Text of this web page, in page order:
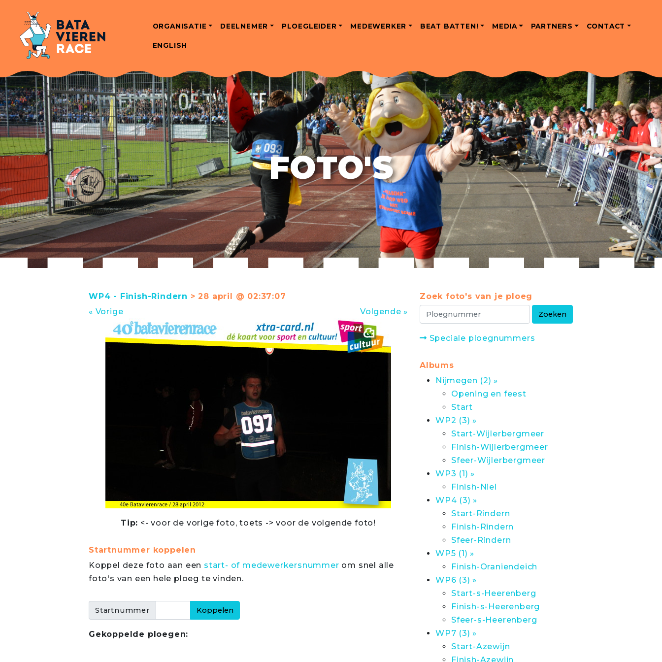
ORGANISATIE DEELNEMER PLOEGLEIDER MEDEWERKER BEAT BATTEN! MEDIA PARTNERS CONTACT
ENGLISH
FOTO'S
WP4 - Finish-Rindern > 28 april @ 02:37:07
« Vorige
Volgende »
Tip: <- voor de vorige foto, toets -> voor de volgende foto!
Startnummer koppelen
Koppel deze foto aan een start- of medewerkersnummer om snel alle
foto's van een hele ploeg te vinden.
Startnummer
Gekoppelde ploegen:
Zoek foto's van je ploeg
Speciale ploegnummers
Albums
Nijmegen (2) »
Opening en feest
Start
WP2 (3) »
Start-Wijlerbergmeer
Finish-Wijlerbergmeer
Sfeer-Wijlerbergmeer
WP3 (1) »
Finish-Niel
WP4 (3) »
Start-Rindern
Finish-Rindern
Sfeer-Rindern
WP5 (1) »
Finish-Oraniendeich
WP6 (3) »
Start-s-Heerenberg
Finish-s-Heerenberg
Sfeer-s-Heerenberg
WP7 (3) »
Start-Azewijn
Finish-Azewijn